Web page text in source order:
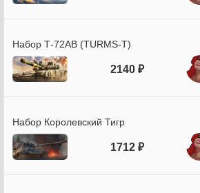
Набор Т-72АВ (TURMS-T)
2140 ₽
Набор Королевский Тигр
1712 ₽